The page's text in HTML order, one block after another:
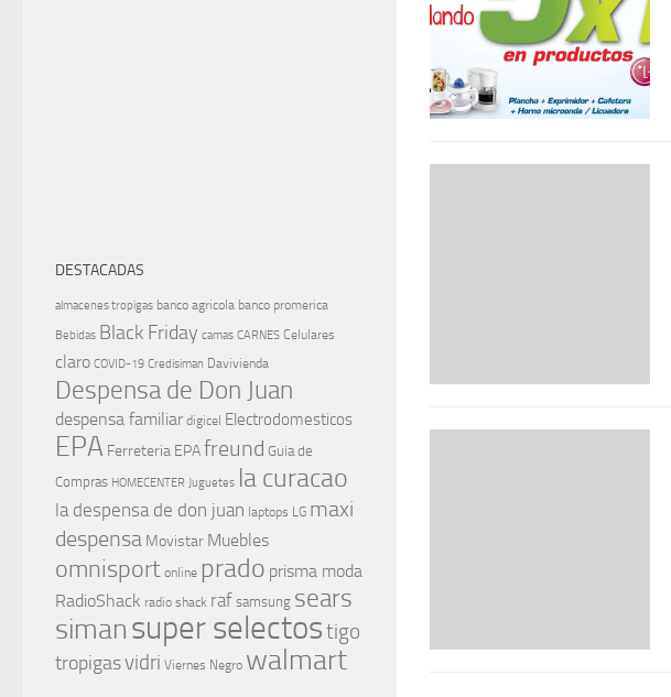
DESTACADAS
almacenes tropigas banco agricola banco promerica
Bebidas Black Friday camas CARNES Celulares
claro COVID-19 Credisiman Davivienda
Despensa de Don Juan
despensa familiar digicel Electrodomesticos
EPA Ferreteria EPAfreund Guia de
Compras HOMECENTER Juguetes la curacao
la despensa de don juan laptops LG maxi
despensa Movistar Muebles
omnisport online prado prisma moda
RadioShack radio shack raf samsung sears
simansuper selectostigo
tropigasvidri Viernes Negro walmart